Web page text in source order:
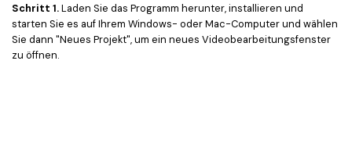
Schritt 1.Laden Sie das Programm herunter, installieren und
starten Sie es auf Ihrem Windows- oder Mac-Computer und wählen
Sie dann "Neues Projekt", um ein neues Videobearbeitungsfenster
zu öffnen.